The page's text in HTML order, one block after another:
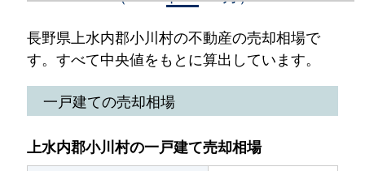
長野県上水内郡小川村の不動産の売却相場で
す。すべて中央値をもとに算出しています。
一戸建ての売却相場
上水内郡小川村の一戸建て売却相場